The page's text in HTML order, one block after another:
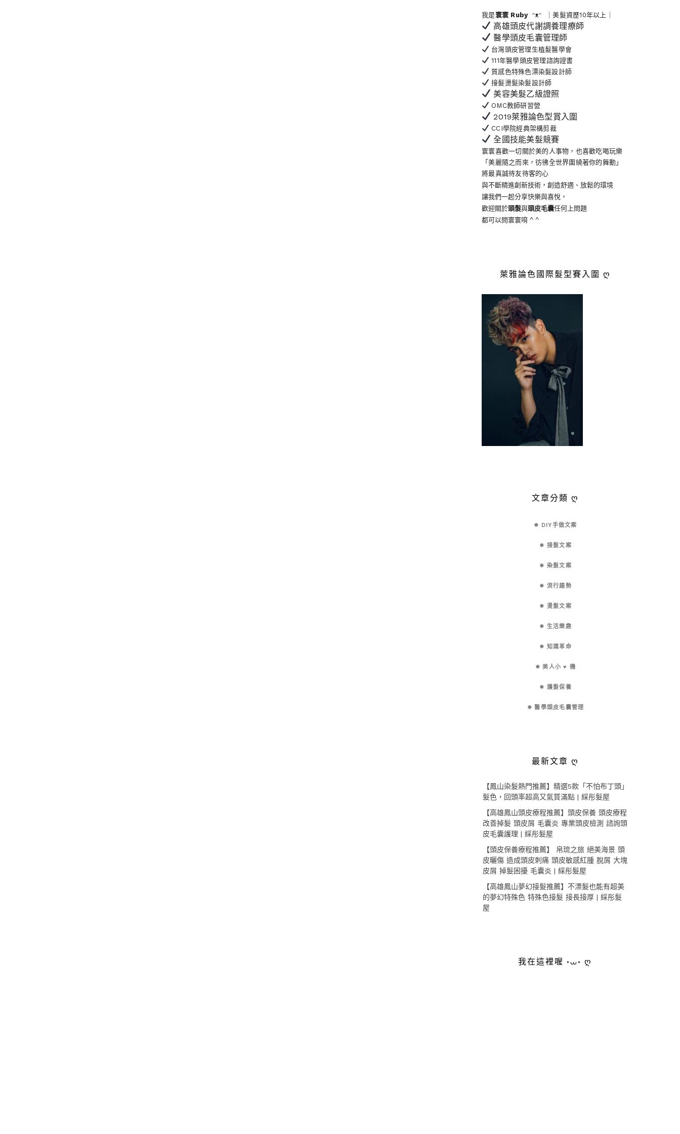
我是寰寰 Ruby ᵔᴥᵔ ｜美髮資歷10年以上｜
高雄頭皮代謝調養理療師
醫學頭皮毛囊管理師
台灣頭皮管理生植髮醫學會
111年醫學頭皮管理諮詢證書
質感色特殊色漂染髮設計師
接髮燙髮染髮設計師
美容美髮乙級證照
OMC教師研習營
2019萊雅論色型賞入圍
CCI學院經典架構剪裁
全國技能美髮競賽
寰寰喜歡一切關於美的人事物 ，也喜歡吃喝玩樂
「美麗隨之而來，彷彿全世界圍繞著你的舞動」
將最真誠待友待客的心
與不斷精進創新技術，創造舒適、放鬆的環境
讓我們一起分享快樂與喜悅，
歡迎關於頭髮與頭皮毛囊任何上問題
都可以問寰寰唷 ^ ^
萊雅論色國際髮型賽入圍 ღ
文章分類 ღ
✵ DIY手做文案
✵ 接髮文案
✵ 染髮文案
✵ 流行趨勢
✵ 燙髮文案
✵ 生活樂趣
✵ 知識革命
✵ 美人小 ♥ 機
✵ 護髮保養
✵ 醫學頭皮毛囊管理
最新文章 ღ
【鳳山染髮熱門推薦】精選5款「不怕布丁頭」
髮色，回頭率超高又氣質滿點 | 綵彤髮屋
【高雄鳳山頭皮療程推薦】頭皮保養 頭皮療程
改善掉髮 頭皮屑 毛囊炎 專業頭皮檢測 諮詢頭
皮毛囊護理 | 綵彤髮屋
【頭皮保養療程推薦】 帛琉之旅 絕美海景 頭
皮曬傷 造成頭皮刺痛 頭皮敏感紅腫 脫屑 大塊
皮屑 掉髮困擾 毛囊炎 | 綵彤髮屋
【高雄鳳山夢幻接髮推薦】不漂髮也能有超美
的夢幻特殊色 特殊色接髮 接長接厚 | 綵彤髮
屋
我在這裡喔 •⩊• ღ